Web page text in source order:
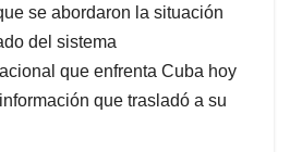
se abordaron la situación
del sistema
que enfrenta Cuba hoy
que trasladó a su